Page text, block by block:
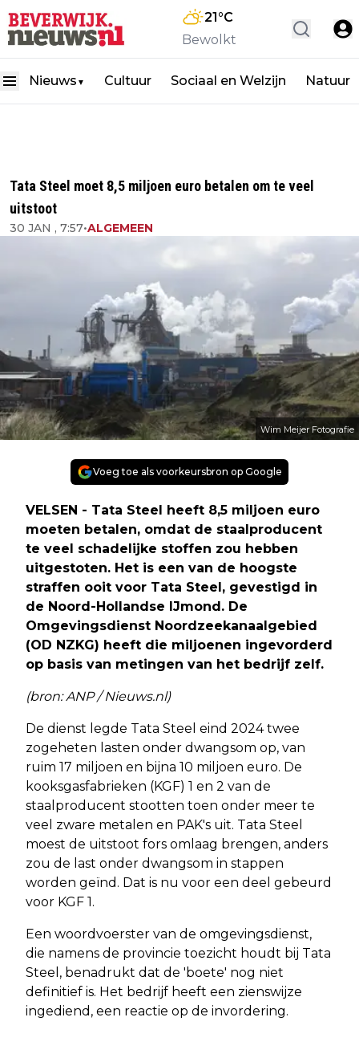
21°C
Bewolkt
Nieuws ▼ Cultuur Sociaal en Welzijn Natuur
Tata Steel moet 8,5 miljoen euro betalen om te veel
uitstoot
30 JAN , 7:57•ALGEMEEN
Wim Meijer Fotografie
Voeg toe als voorkeursbron op Google
VELSEN - Tata Steel heeft 8,5 miljoen euro
moeten betalen, omdat de staalproducent
te veel schadelijke stoffen zou hebben
uitgestoten. Het is een van de hoogste
straffen ooit voor Tata Steel, gevestigd in
de Noord-Hollandse IJmond. De
Omgevingsdienst Noordzeekanaalgebied
(OD NZKG) heeft die miljoenen ingevorderd
op basis van metingen van het bedrijf zelf.
(bron: ANP / Nieuws.nl)
De dienst legde Tata Steel eind 2024 twee
zogeheten lasten onder dwangsom op, van
ruim 17 miljoen en bijna 10 miljoen euro. De
kooksgasfabrieken (KGF) 1 en 2 van de
staalproducent stootten toen onder meer te
veel zware metalen en PAK's uit. Tata Steel
moest de uitstoot fors omlaag brengen, anders
zou de last onder dwangsom in stappen
worden geïnd. Dat is nu voor een deel gebeurd
voor KGF 1.
Een woordvoerster van de omgevingsdienst,
die namens de provincie toezicht houdt bij Tata
Steel, benadrukt dat de 'boete' nog niet
definitief is. Het bedrijf heeft een zienswijze
ingediend, een reactie op de invordering.